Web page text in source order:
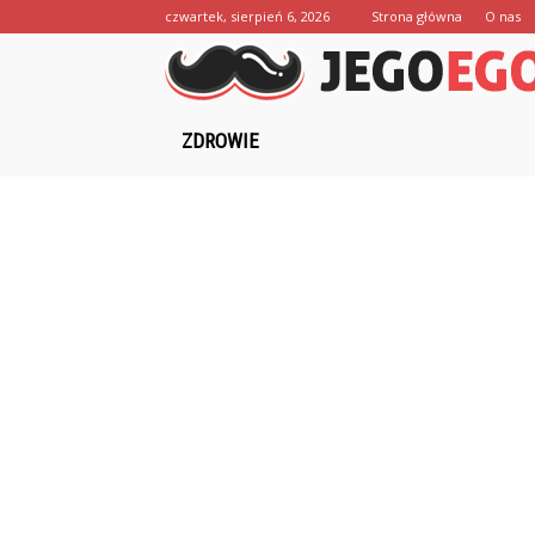
czwartek, sierpień 6, 2026 Strona główna O nas
ZDROWIE